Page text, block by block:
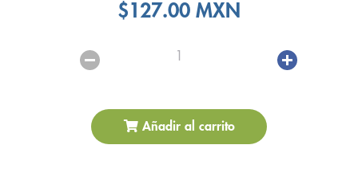
$127.00 MXN
1
Añadir al carrito